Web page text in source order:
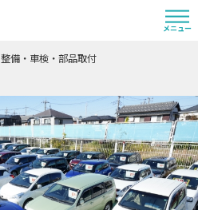
整備・車検・部品取付